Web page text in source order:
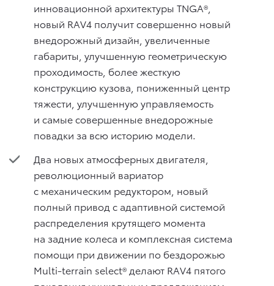
инновационной архитектуры TNGA®,
новый RAV4 получит совершенно новый
внедорожный дизайн, увеличенные
габариты, улучшенную геометрическую
проходимость, более жесткую
конструкцию кузова, пониженный центр
тяжести, улучшенную управляемость
и самые совершенные внедорожные
повадки за всю историю модели.
Два новых атмосферных двигателя,
революционный вариатор
с механическим редуктором, новый
полный привод с адаптивной системой
распределения крутящего момента
на задние колеса и комплексная система
помощи при движении по бездорожью
Multi-terrain select® делают RAV4 пятого